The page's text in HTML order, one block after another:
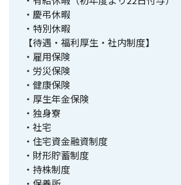
・慶弔休暇
・特別休暇
【待遇・福利厚生・社内制度】
・雇用保険
・労災保険
・健康保険
・厚生年金保険
・独身寮
・社宅
・住宅資金融資制度
・財形貯蓄制度
・持株制度